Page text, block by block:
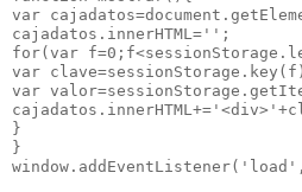
var
cajadatos.innerHTML='';
for(var
var
var
}
}